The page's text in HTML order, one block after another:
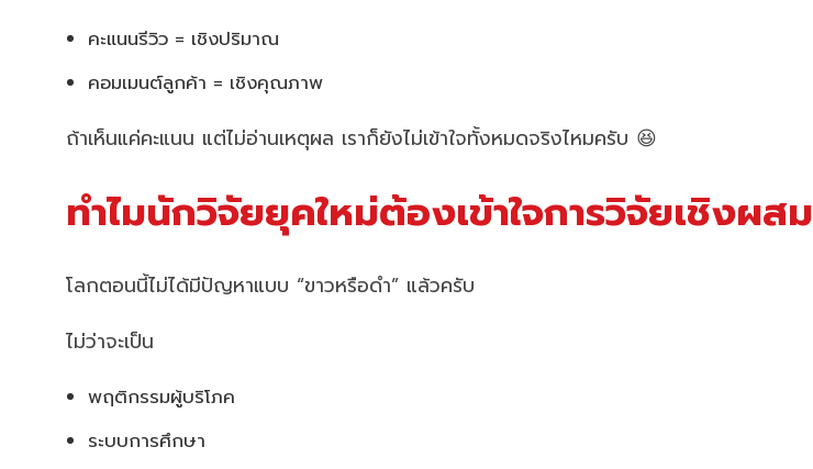
คะแนนรีวิว = เชิงปริมาณ
คอมเมนต์ลูกค้า = เชิงคุณภาพ
ถ้าเห็นแค่คะแนน แต่ไม่อ่านเหตุผล เราก็ยังไม่เข้าใจทั้งหมดจริงไหมครับ 😆
ทำไมนักวิจัยยุคใหม่ต้องเข้าใจการวิจัยเชิงผสม
โลกตอนนี้ไม่ได้มีปัญหาแบบ “ขาวหรือดำ” แล้วครับ
ไม่ว่าจะเป็น
พฤติกรรมผู้บริโภค
ระบบการศึกษา